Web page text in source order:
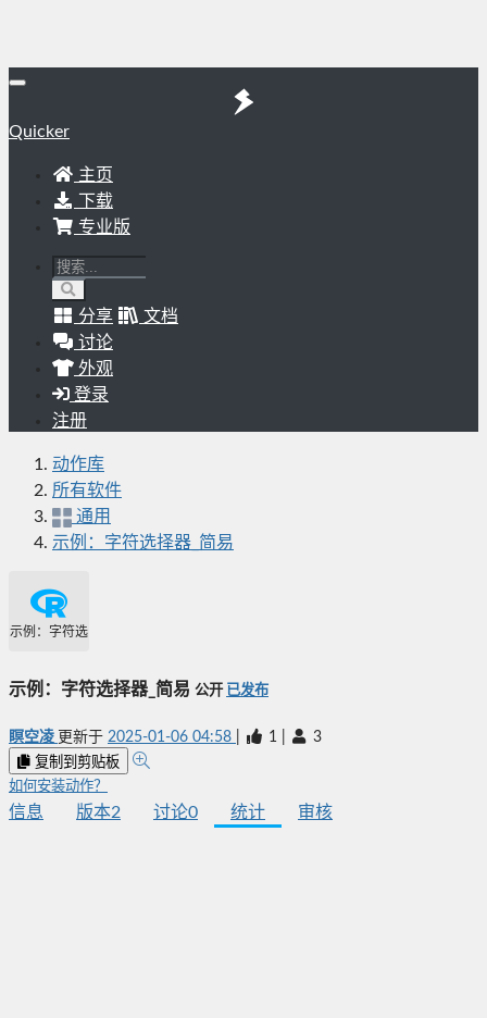
Quicker
主页
下载
专业版
分享
文档
讨论
外观
登录
注册
动作库
所有软件
通用
示例：字符选择器_简易
示例：字符选择器_简易
示例：字符选择器_简易 公开 已发布
瞑空凌 更新于 2025-01-06 04:58 1 3
复制到剪贴板
如何安装动作？
信息 版本2 讨论0 统计 审核